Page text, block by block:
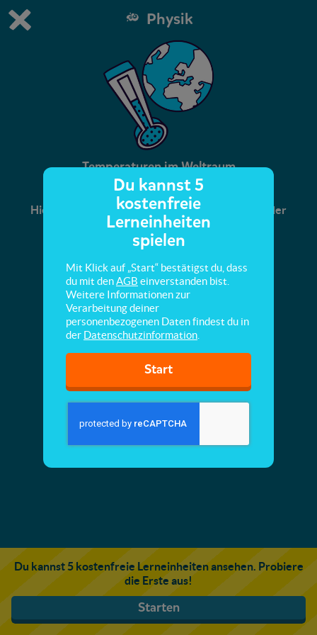
Du spielst die kostenfreie Testversion von scoyo.
Jetzt bestellen
0
Physik
Temperaturen im Weltraum
Hier lernst du, wie kalt es im Weltall ist und wie der
Treibhauseffekt funktioniert.
Du kannst 5 kostenfreie Lerneinheiten ansehen. Probiere
die Erste aus!
Starten
Du kannst 5
kostenfreie
Lerneinheiten
spielen
Mit Klick auf „Start“ bestätigst du, dass
du mit denAGB einverstanden bist.
Weitere Informationen zur
Verarbeitung deiner
personenbezogenen Daten findest du in
der Datenschutzinformation
Start